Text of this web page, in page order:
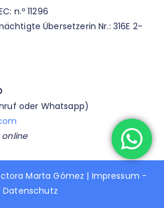
n.º 11296
Übersetzerin Nr.: 316E 2-
oder Whatsapp)​
online​
Marta Gómez | Impressum -
Datenschutz